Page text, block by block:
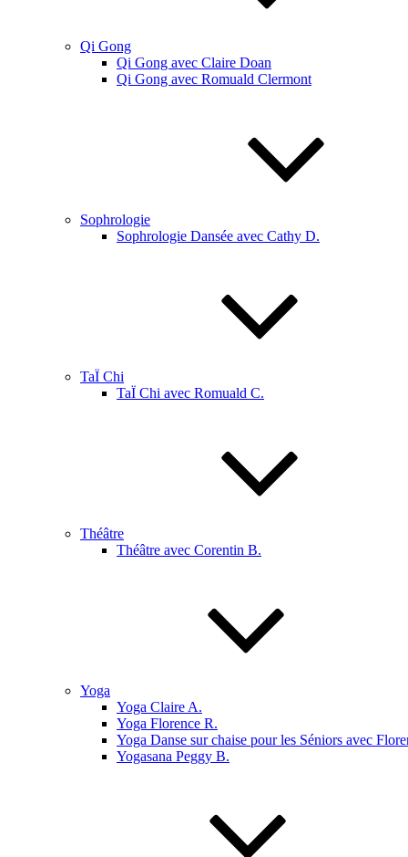
Qi Gong
Qi Gong avec Claire Doan
Qi Gong avec Romuald Clermont
Sophrologie
Sophrologie Dansée avec Cathy D.
TaÏ Chi
TaÏ Chi avec Romuald C.
Théâtre
Théâtre avec Corentin B.
Yoga
Yoga Claire A.
Yoga Florence R.
Yoga Danse sur chaise pour les Séniors avec
Yogasana Peggy B.